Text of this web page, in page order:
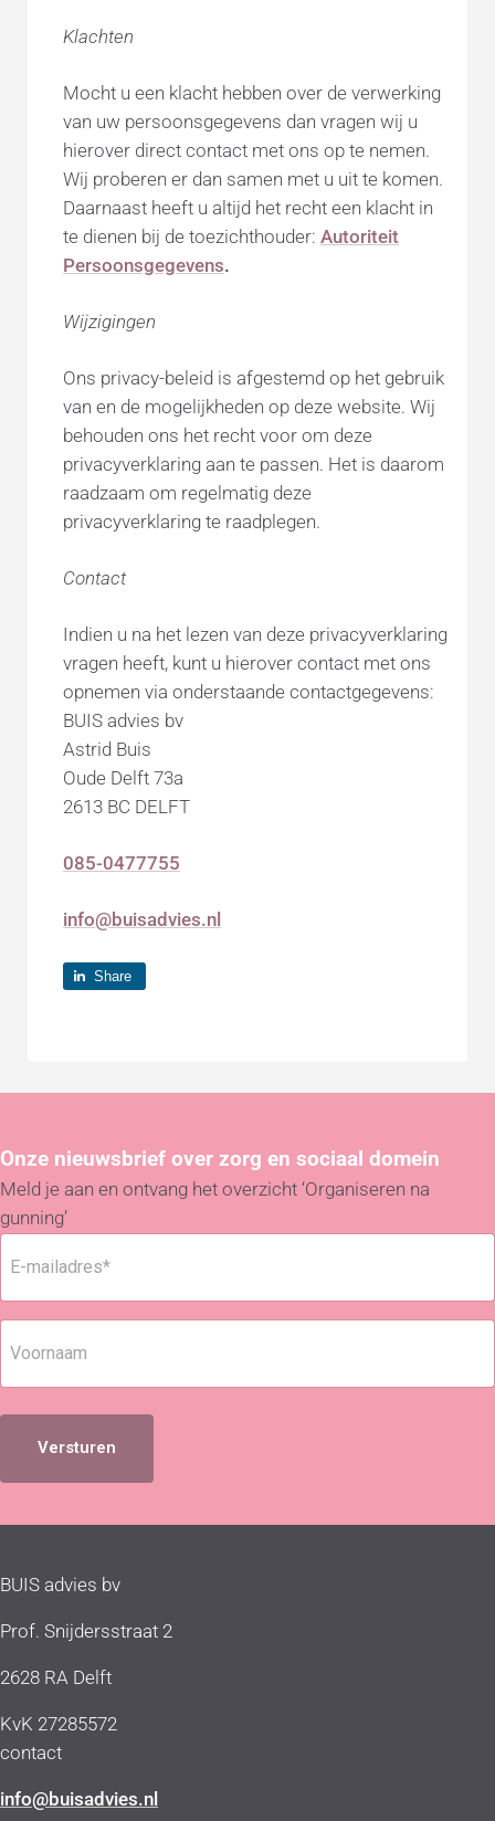
Klachten
Mocht u een klacht hebben over de verwerking
van uw persoonsgegevens dan vragen wij u
hierover direct contact met ons op te nemen.
Wij proberen er dan samen met u uit te komen.
Daarnaast heeft u altijd het recht een klacht in
te dienen bij de toezichthouder: Autoriteit
Persoonsgegevens.
Wijzigingen
Ons privacy-beleid is afgestemd op het gebruik
van en de mogelijkheden op deze website. Wij
behouden ons het recht voor om deze
privacyverklaring aan te passen. Het is daarom
raadzaam om regelmatig deze
privacyverklaring te raadplegen.
Contact
Indien u na het lezen van deze privacyverklaring
vragen heeft, kunt u hierover contact met ons
opnemen via onderstaande contactgegevens:
BUIS advies bv
Astrid Buis
Oude Delft 73a
2613 BC DELFT
085-0477755
info@buisadvies.nl
Share
Onze nieuwsbrief over zorg en sociaal domein
Meld je aan en ontvang het overzicht ‘Organiseren na
gunning’
m
a
l
a
s
a
m
BUIS advies bv
Prof. Snijdersstraat 2
2628 RA Delft
KvK 27285572
contact
info@buisadvies.nl